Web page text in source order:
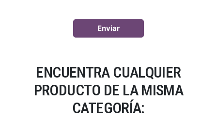
ENCUENTRA CUALQUIER
PRODUCTO DE LA MISMA
CATEGORÍA: